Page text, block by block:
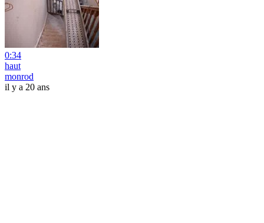
0:34
haut
monrod
il y a 20 ans